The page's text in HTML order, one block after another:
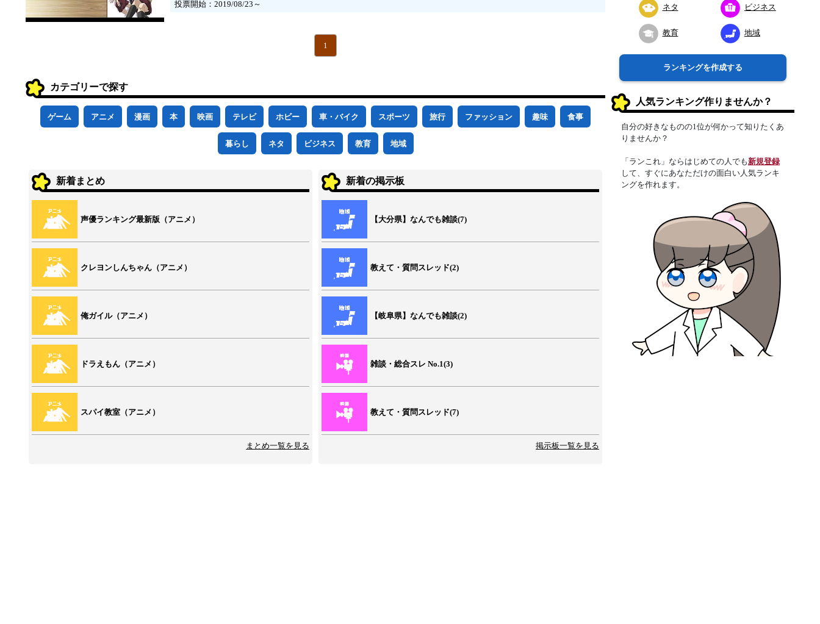
投票開始：2019/08/23～
1
カテゴリーで探す
ゲーム アニメ 漫画 本 映画 テレビ ホビー 車・バイク スポーツ 旅行 ファッション 趣味 食事
暮らし ネタ ビジネス 教育 地域
新着まとめ
声優ランキング最新版（アニメ）
クレヨンしんちゃん（アニメ）
俺ガイル（アニメ）
ドラえもん（アニメ）
スパイ教室（アニメ）
まとめ一覧を見る
新着の掲示板
【大分県】なんでも雑談(7)
教えて・質問スレッド(2)
【岐阜県】なんでも雑談(2)
雑談・総合スレ No.1(3)
教えて・質問スレッド(7)
掲示板一覧を見る
ネタ ビジネス
教育 地域
ランキングを作成する
人気ランキング作りませんか？
自分の好きなものの1位が何かって知りたくあ
りませんか？
「ランこれ」ならはじめての人でも新規登録
して、すぐにあなただけの面白い人気ランキ
ングを作れます。